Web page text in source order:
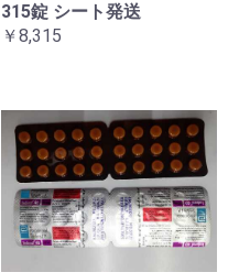
315錠 シート発送
￥8,315